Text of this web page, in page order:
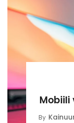
Mobiili
By